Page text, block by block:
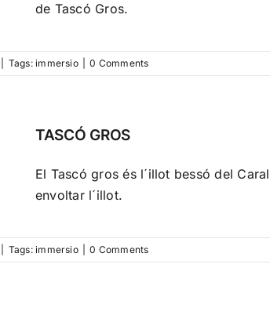
de Tascó Gros.
Tags:immersio 0 Comments
TASCÓ GROS
El Tascó gros és l´illot bessó del
envoltar l´illot.
Tags:immersio 0 Comments